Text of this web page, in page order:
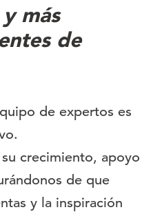
más
de
de expertos es
crecimiento, apoyo
de que
y la inspiración